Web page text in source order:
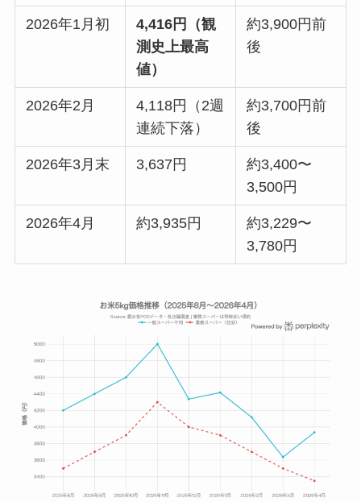
2026年1月初
4,416円（観
測史上最高
値）
約3,900円前
後
2026年2月
4,118円（2週
連続下落）
約3,700円前
後
2026年3月末 3,637円
約3,400〜
3,500円
2026年4月 約3,935円
約3,229〜
3,780円